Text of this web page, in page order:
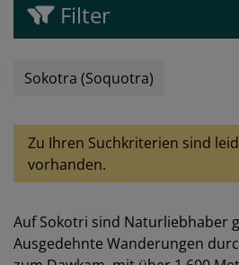
Filter
Sokotra (Soquotra)
Zu Ihren Suchkriterien sind
vorhanden.
Auf Sokotri sind Naturliebhaber
Ausgedehnte Wanderungen